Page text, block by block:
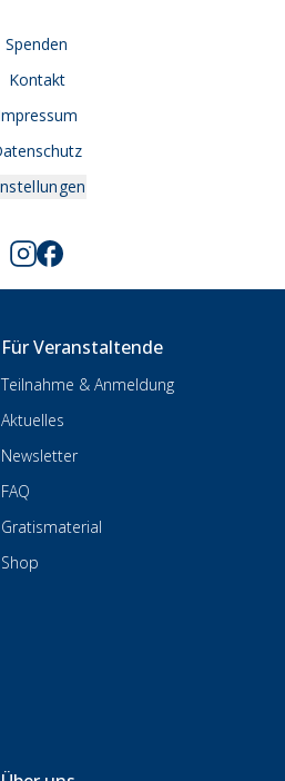
Spenden
Kontakt
Für Veranstaltende
Teilnahme & Anmeldung
Aktuelles
Newsletter
FAQ
Gratismaterial
Shop